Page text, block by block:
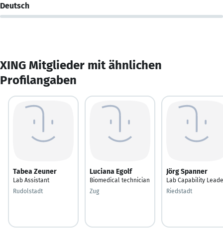
Deutsch
XING Mitglieder mit ähnlichen
Profilangaben
Tabea Zeuner
Lab Assistant
Rudolstadt
Luciana Egolf
Biomedical technician
Zug
Jörg Spanner
Lab Capability
Riedstadt